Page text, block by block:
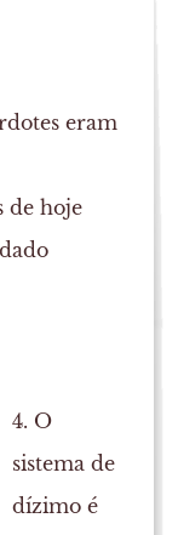
eram
de hoje
4. O
sistema de
dízimo é